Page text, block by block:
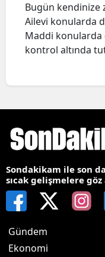
Bugün kendinize
Ailevi konularda
Maddi konularda
kontrol altında
Sondakikam ile son
sıcak gelişmelere
Gündem
Ekonomi